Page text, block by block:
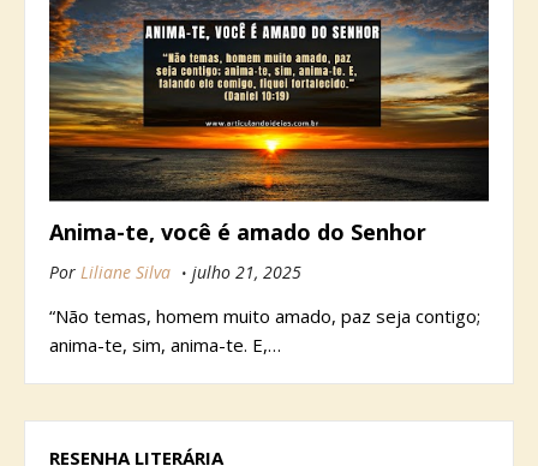
Anima-te, você é amado do Senhor
Por Liliane Silva julho 21, 2025
“Não temas, homem muito amado, paz seja contigo;
anima-te, sim, anima-te. E,…
RESENHA LITERÁRIA